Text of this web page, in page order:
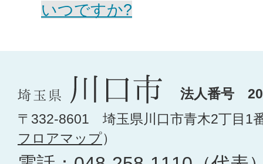
いつですか?
法人番号
〒332-8601 埼玉県川口市青木2丁目1
フロアマップ）